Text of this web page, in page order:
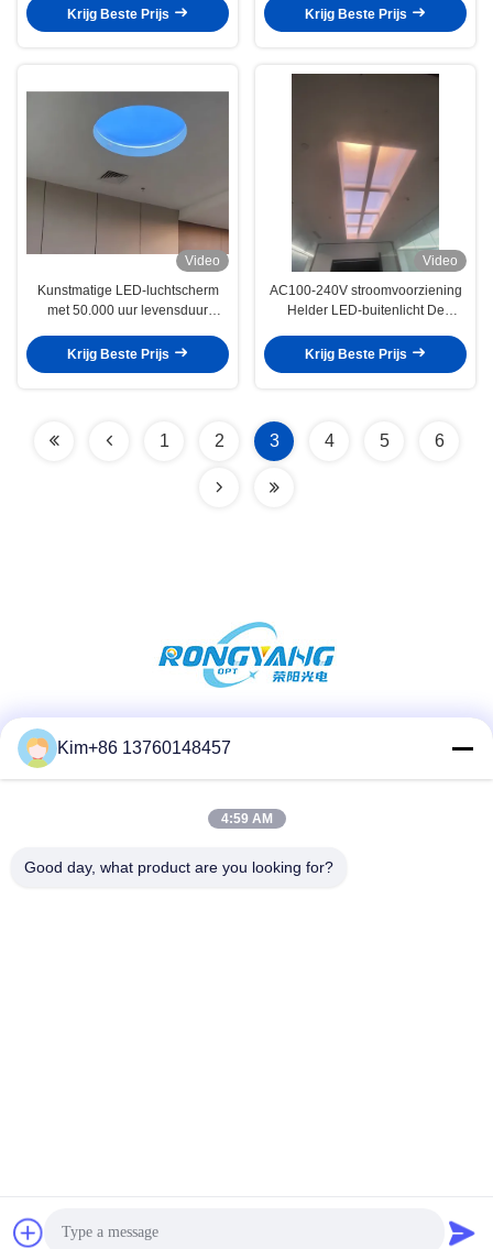
Lichtspreiding
Krijg Beste Prijs
kleurtemperatuur van 2100K-
7500K voor binnenverlichting
Krijg Beste Prijs
Video
Kunstmatige LED-luchtscherm
met 50.000 uur levensduur
en ingebedde installatie
Krijg Beste Prijs
Video
AC100-240V stroomvoorziening
Helder LED-buitenlicht De
voor elke buitenruimte
Krijg Beste Prijs
1 2 3 4 5 6
Sociale media
Leverancier. Copyright © 2022-2026 SHENZHEN RONGYANG
OPT Technology Co.,Ltd (RYOPT) . Alle rechten voorbehoudena.
Kim+86 13760148457
4:59 AM
Good day, what product are you looking for?